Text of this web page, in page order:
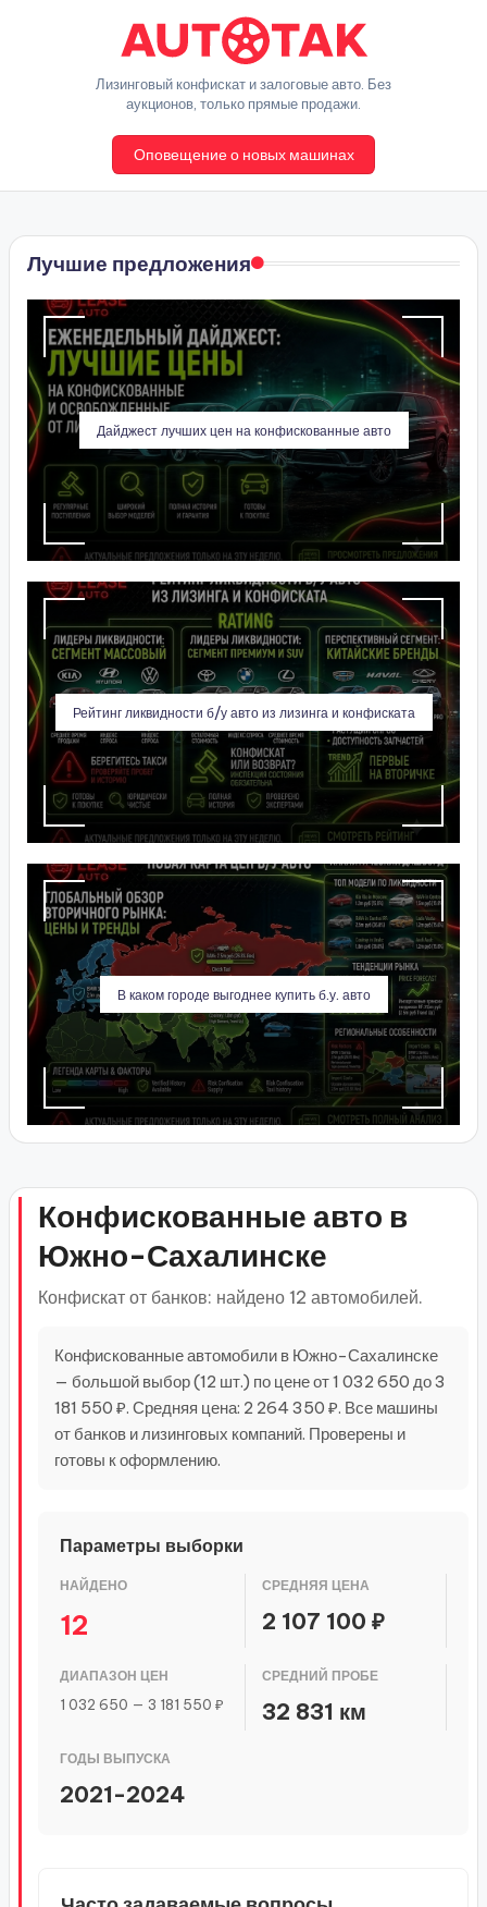
содержимому
A
t
o
T
a
k
Лизинговый конфискат и залоговые авто. Без
аукционов, только прямые продажи.
Оповещение о новых машинах
Лучшие предложения
Дайджест лучших цен на конфискованные авто
Рейтинг ликвидности б/у авто из лизинга и конфиската
В каком городе выгоднее купить б.у. авто
Конфискованные авто в
Южно-Сахалинске
Конфискат от банков: найдено 12 автомобилей.
Конфискованные автомобили в Южно-Сахалинске
— большой выбор (12 шт.) по цене от 1 032 650 до 3
181 550 ₽. Средняя цена: 2 264 350 ₽. Все машины
от банков и лизинговых компаний. Проверены и
готовы к оформлению.
Параметры выборки
НАЙДЕНО
12
СРЕДНЯЯ ЦЕНА
2 107 100 ₽
ДИАПАЗОН ЦЕН
1 032 650 — 3 181 550 ₽
СРЕДНИЙ ПРОБЕ
32 831 км
ГОДЫ ВЫПУСКА
2021-2024